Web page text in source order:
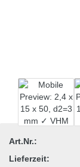
Art.Nr.:
Lieferzeit: